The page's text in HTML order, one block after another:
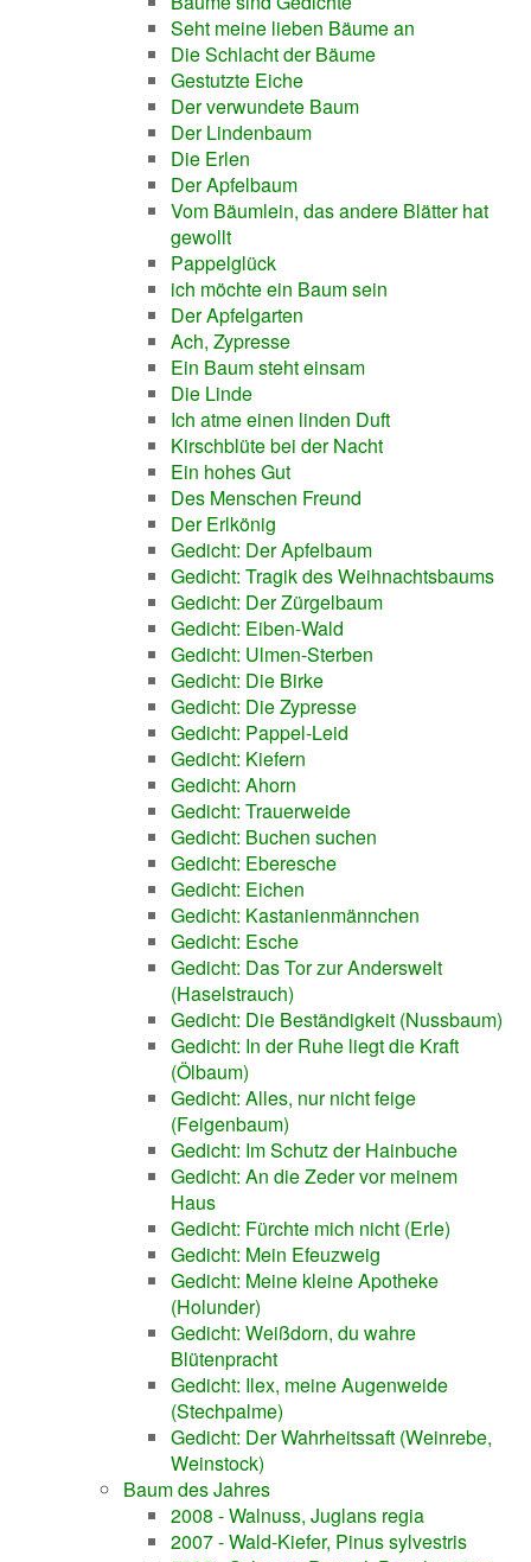
Seht meine lieben Bäume an
Die Schlacht der Bäume
Gestutzte Eiche
Der verwundete Baum
Der Lindenbaum
Die Erlen
Der Apfelbaum
Vom Bäumlein, das andere Blätter hat
gewollt
Pappelglück
ich möchte ein Baum sein
Der Apfelgarten
Ach, Zypresse
Ein Baum steht einsam
Die Linde
Ich atme einen linden Duft
Kirschblüte bei der Nacht
Ein hohes Gut
Des Menschen Freund
Der Erlkönig
Gedicht: Der Apfelbaum
Gedicht: Tragik des Weihnachtsbaums
Gedicht: Der Zürgelbaum
Gedicht: Eiben-Wald
Gedicht: Ulmen-Sterben
Gedicht: Die Birke
Gedicht: Die Zypresse
Gedicht: Pappel-Leid
Gedicht: Kiefern
Gedicht: Ahorn
Gedicht: Trauerweide
Gedicht: Buchen suchen
Gedicht: Eberesche
Gedicht: Eichen
Gedicht: Kastanienmännchen
Gedicht: Esche
Gedicht: Das Tor zur Anderswelt
(Haselstrauch)
Gedicht: Die Beständigkeit (Nussbaum)
Gedicht: In der Ruhe liegt die Kraft
(Ölbaum)
Gedicht: Alles, nur nicht feige
(Feigenbaum)
Gedicht: Im Schutz der Hainbuche
Gedicht: An die Zeder vor meinem
Haus
Gedicht: Fürchte mich nicht (Erle)
Gedicht: Mein Efeuzweig
Gedicht: Meine kleine Apotheke
(Holunder)
Gedicht: Weißdorn, du wahre
Blütenpracht
Gedicht: Ilex, meine Augenweide
(Stechpalme)
Gedicht: Der Wahrheitssaft (Weinrebe,
Weinstock)
Baum des Jahres
2008 - Walnuss, Juglans regia
2007 - Wald-Kiefer, Pinus sylvestris